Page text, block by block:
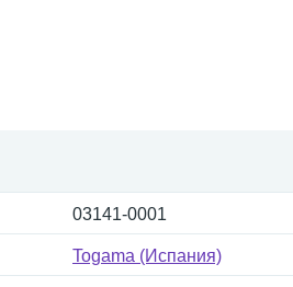
03141-0001
Togama (Испания)